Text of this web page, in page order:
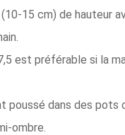
15 cm) de hauteur
est préférable si la
poussé dans des pots
ombre.